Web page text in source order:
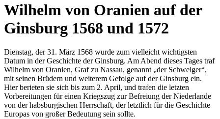
Wilhelm von Oranien auf der
Ginsburg 1568 und 1572
Dienstag, der 31. März 1568 wurde zum vielleicht wichtigsten
Datum in der Geschichte der Ginsburg. Am Abend dieses Tages traf
Wilhelm von Oranien, Graf zu Nassau, genannt „der Schweiger“,
mit seinen Brüdern und weiterem Gefolge auf der Ginsburg ein.
Hier berieten sie sich bis zum 2. April, und trafen die letzten
Vorbereitungen für einen Kriegszug zur Befreiung der Niederlande
von der habsburgischen Herrschaft, der letztlich für die Geschichte
Europas von großer Bedeutung sein sollte.